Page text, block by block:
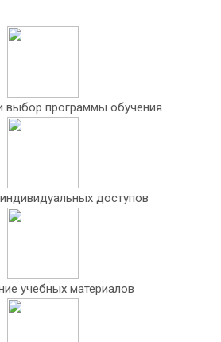
выбор программы обучения
доступов
учебных материалов